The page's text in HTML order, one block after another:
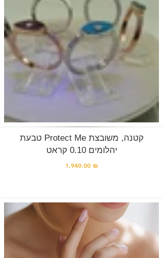
טבעת Protect Me קטנה, משובצת
יהלומים 0.10 קראט
1,940.00 ₪